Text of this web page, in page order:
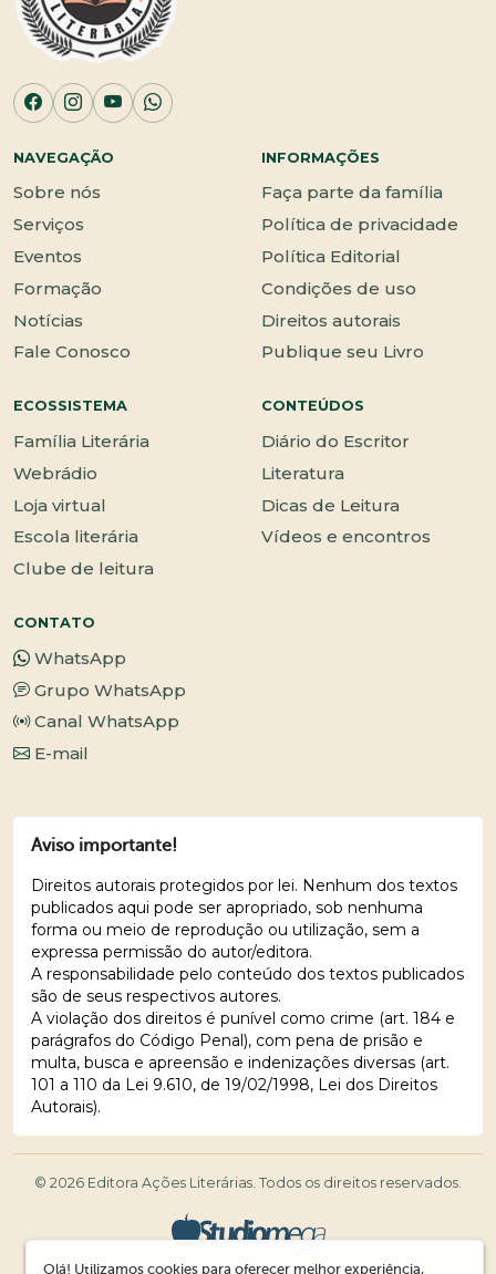
NAVEGAÇÃO
Sobre nós
Serviços
Eventos
Formação
Notícias
Fale Conosco
INFORMAÇÕES
Faça parte da família
Política de privacidade
Política Editorial
Condições de uso
Direitos autorais
Publique seu Livro
ECOSSISTEMA
Família Literária
Webrádio
Loja virtual
Escola literária
Clube de leitura
CONTEÚDOS
Diário do Escritor
Literatura
Dicas de Leitura
Vídeos e encontros
CONTATO
WhatsApp
Grupo WhatsApp
Canal WhatsApp
E-mail
Aviso importante!
Direitos autorais protegidos por lei. Nenhum dos textos
publicados aqui pode ser apropriado, sob nenhuma
forma ou meio de reprodução ou utilização, sem a
expressa permissão do autor/editora.
A responsabilidade pelo conteúdo dos textos publicados
são de seus respectivos autores.
A violação dos direitos é punível como crime (art. 184 e
parágrafos do Código Penal), com pena de prisão e
multa, busca e apreensão e indenizações diversas (art.
101 a 110 da Lei 9.610, de 19/02/1998, Lei dos Direitos
Autorais).
© 2026 Editora Ações Literárias. Todos os direitos reservados.
Olá! Utilizamos cookies para oferecer melhor experiência,